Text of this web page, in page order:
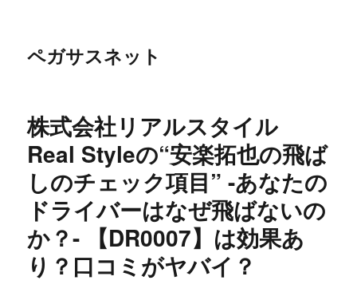
ペガサスネット
株式会社リアルスタイル
Real Styleの“安楽拓也の飛ば
しのチェック項目” -あなたの
ドライバーはなぜ飛ばないの
か？- 【DR0007】は効果あ
り？口コミがヤバイ？